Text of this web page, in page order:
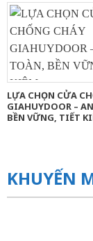
LỰA CHỌN CỬA
GIAHUYDOOR –
BỀN VỮNG, TIẾT
KHUYẾN